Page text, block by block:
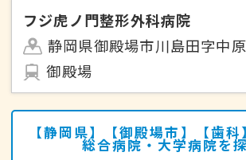
フジ虎ノ門整形外科病院
静岡県御殿場市川島田字中
御殿場
【静岡県】【御殿場市】【歯科
総合病院・大学病院を